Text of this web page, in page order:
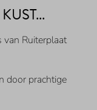
van Ruiterplaat
door prachtige